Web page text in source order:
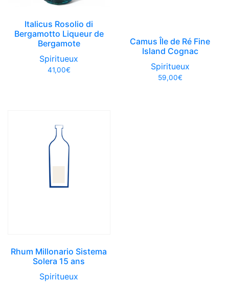
Italicus Rosolio di
Bergamotto Liqueur de
Bergamote
Spiritueux
41,00€
Camus Île de Ré Fine
Island Cognac
Spiritueux
59,00€
Rhum Millonario Sistema
Solera 15 ans
Spiritueux